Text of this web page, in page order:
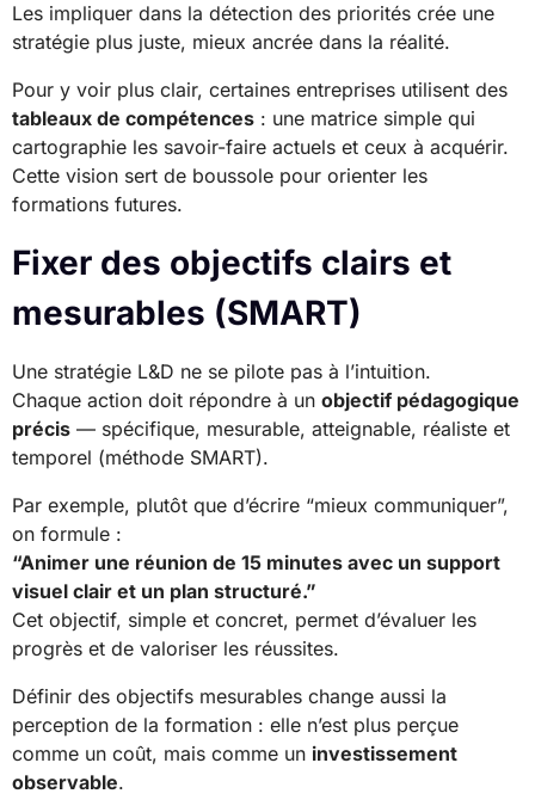
Les impliquer dans la détection des priorités crée une
stratégie plus juste, mieux ancrée dans la réalité.
Pour y voir plus clair, certaines entreprises utilisent des
tableaux de compétences : une matrice simple qui
cartographie les savoir-faire actuels et ceux à acquérir.
Cette vision sert de boussole pour orienter les
formations futures.
Fixer des objectifs clairs et
mesurables (SMART)
Une stratégie L&D ne se pilote pas à l’intuition.
Chaque action doit répondre à un objectif pédagogique
précis — spécifique, mesurable, atteignable, réaliste et
temporel (méthode SMART).
Par exemple, plutôt que d’écrire “mieux communiquer”,
on formule :
“Animer une réunion de 15 minutes avec un support
visuel clair et un plan structuré.”
Cet objectif, simple et concret, permet d’évaluer les
progrès et de valoriser les réussites.
Définir des objectifs mesurables change aussi la
perception de la formation : elle n’est plus perçue
comme un coût, mais comme un investissement
observable.